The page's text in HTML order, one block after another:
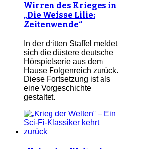
Wirren des Krieges in
„Die Weisse Lilie:
Zeitenwende“
In der dritten Staffel meldet
sich die düstere deutsche
Hörspielserie aus dem
Hause Folgenreich zurück.
Diese Fortsetzung ist als
eine Vorgeschichte
gestaltet.